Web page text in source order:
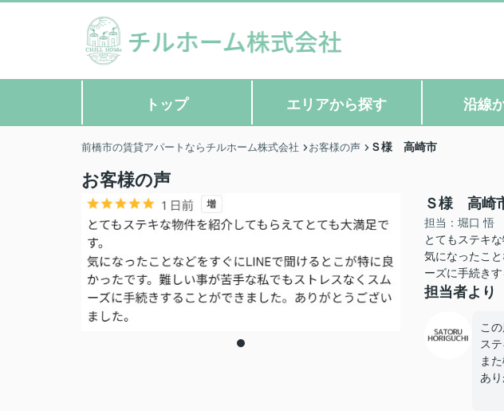
トップ エリアから探す 沿線
前橋市の賃貸アパートならチルホーム株式会社 お客様の声 Ｓ様 高崎市
お客様の声
Ｓ様 高崎
担当：堀口 悟
とてもステキ
気になったこ
ーズに手続き
担当者より
こ
ス
ま
あ